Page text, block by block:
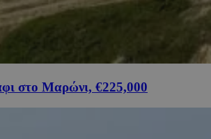
στο Μαρώνι, €225,000